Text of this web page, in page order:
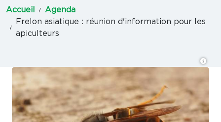
Accueil
Agenda
Frelon asiatique : réunion d'information pour les
apiculteurs